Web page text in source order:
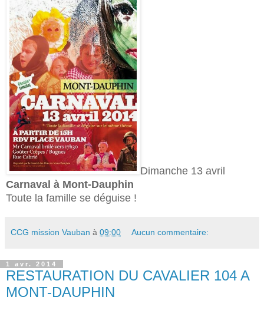
Dimanche 13 avril
Carnaval à Mont-Dauphin
Toute la famille se déguise !
CCG mission Vauban à 09:00 Aucun commentaire:
1 avr. 2014
RESTAURATION DU CAVALIER 104 A
MONT-DAUPHIN